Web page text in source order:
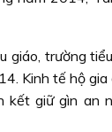
giáo, trường
Kinh tế hộ gia
kết giữ gìn an